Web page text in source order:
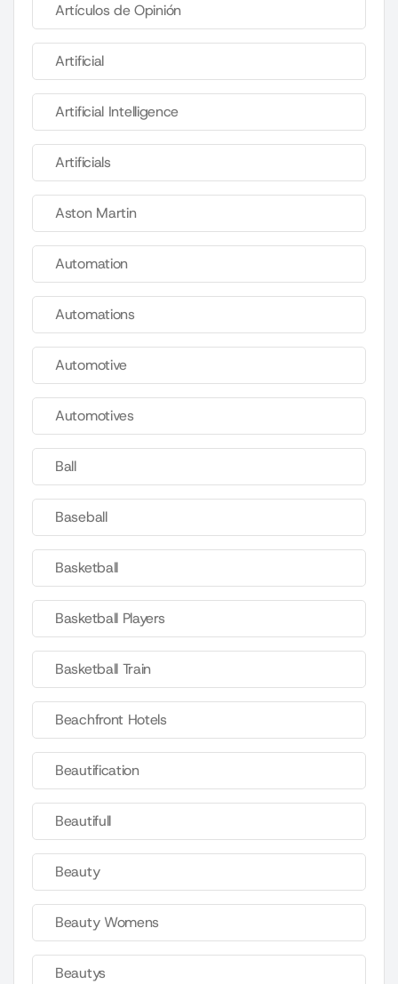
Artículos de Opinión
Artificial
Artificial Intelligence
Artificials
Aston Martin
Automation
Automations
Automotive
Automotives
Ball
Baseball
Basketball
Basketball Players
Basketball Train
Beachfront Hotels
Beautification
Beautifull
Beauty
Beauty Womens
Beautys